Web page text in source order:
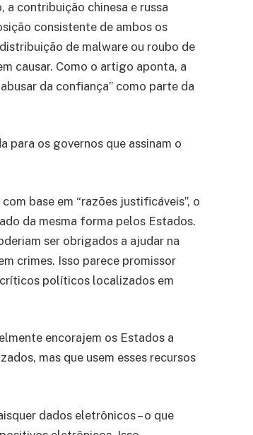
contribuição chinesa e russa
consistente de ambos os
de malware ou roubo de
causar. Como o artigo aponta, a
da confiança” como parte da
os governos que assinam o
base em “razões justificáveis”, o
da mesma forma pelos Estados.
ser obrigados a ajudar na
crimes. Isso parece promissor
políticos localizados em
encorajem os Estados a
mas que usem esses recursos
dados eletrônicos – o que